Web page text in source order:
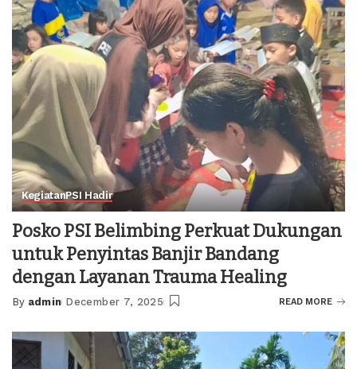
KegiatanPSI Hadir
Posko PSI Belimbing Perkuat Dukungan
untuk Penyintas Banjir Bandang
dengan Layanan Trauma Healing
Posted
By admin December 7, 2025 READ MORE